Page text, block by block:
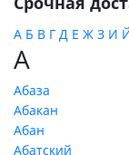
А Б В Г Д Е Ж З И
А
Абаза
Абакан
Абан
Абатский